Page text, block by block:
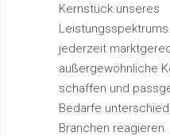
Kernstück unseres
jederzeit
außergewöhnliche
schaffen und
Bedarfe
Branchen